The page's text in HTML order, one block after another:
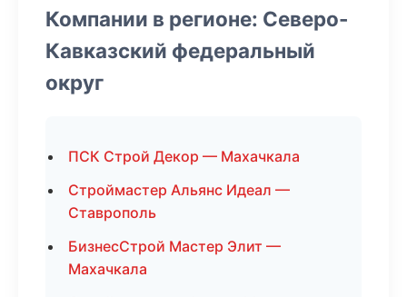
Компании в регионе: Северо-
Кавказский федеральный
округ
ПСК Строй Декор — Махачкала
Строймастер Альянс Идеал —
Ставрополь
БизнесСтрой Мастер Элит —
Махачкала